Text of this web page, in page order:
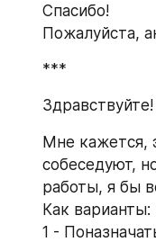
Спасибо!
Пожалуйста,
***
Здравствуйте!
Мне кажется,
собеседуют,
работы, я бы
Как варианты:
1 -